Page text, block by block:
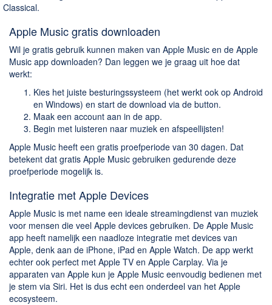
Spelletjes en Games
Webbrowsers
Classical.
Apple Music gratis downloaden
Wil je gratis gebruik kunnen maken van Apple Music en de Apple
Music app downloaden? Dan leggen we je graag uit hoe dat
werkt:
Kies het juiste besturingssysteem (het werkt ook op Android
en Windows) en start de download via de button.
Maak een account aan in de app.
Begin met luisteren naar muziek en afspeellijsten!
Apple Music heeft een gratis proefperiode van 30 dagen. Dat
betekent dat gratis Apple Music gebruiken gedurende deze
proefperiode mogelijk is.
Integratie met Apple Devices
Apple Music is met name een ideale streamingdienst van muziek
voor mensen die veel Apple devices gebruiken. De Apple Music
app heeft namelijk een naadloze integratie met devices van
Apple, denk aan de iPhone, iPad en Apple Watch. De app werkt
echter ook perfect met Apple TV en Apple Carplay. Via je
apparaten van Apple kun je Apple Music eenvoudig bedienen met
je stem via Siri. Het is dus echt een onderdeel van het Apple
ecosysteem.